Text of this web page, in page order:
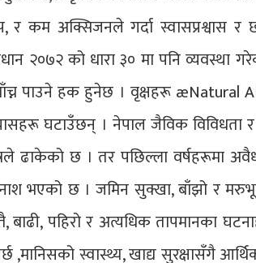
र कम अक्सिजनले गर्दा स्वासप्रश्वास
२०७२ को धारा ३० मा पनि व्यवस्था
पाउने हक हुनेछ । वृक्षहरू
घटाउँछन् । नेपाल जैविक विविधता र
ढाकेको छ । तर पछिल्ला वर्षहरूमा
भएको छ । जमिन सुक्खा, बाँझो र
बाढी, पहिरो र अत्यधिक तापमानका
,मानिसको स्वास्थ्य, खाद्य सुरक्षासँगै